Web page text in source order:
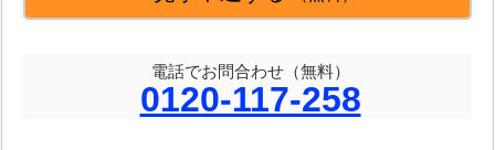
電話でお問合わせ（無料）
0120-117-258